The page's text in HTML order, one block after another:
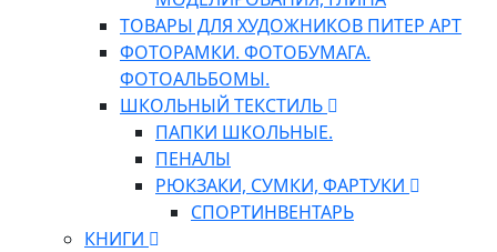
ТОВАРЫ ДЛЯ ХУДОЖНИКОВ ПИТЕР АРТ
ФОТОРАМКИ. ФОТОБУМАГА.
ФОТОАЛЬБОМЫ.
ШКОЛЬНЫЙ ТЕКСТИЛЬ
ПАПКИ ШКОЛЬНЫЕ.
ПЕНАЛЫ
РЮКЗАКИ, СУМКИ, ФАРТУКИ
СПОРТИНВЕНТАРЬ
КНИГИ